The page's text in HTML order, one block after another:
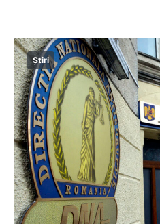
Știri